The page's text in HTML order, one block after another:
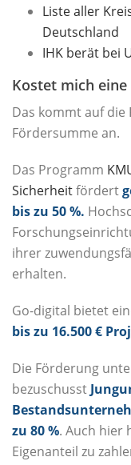
Liste aller
Deutschland
IHK berät bei
Kostet mich
Das kommt auf
Fördersumme an.
Das Programm
Sicherheitfördert
bis zu 50 %.
ihrer
erhalten.
Go-digital bietet
bis zu 16.500 €
Die Förderung
bezuschusst
zu 80 %. Auch hier
Eigenanteil zu